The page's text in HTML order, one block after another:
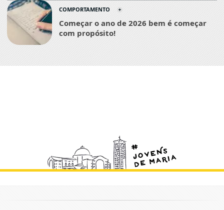
COMPORTAMENTO
Começar o ano de 2026 bem é começar
com propósito!